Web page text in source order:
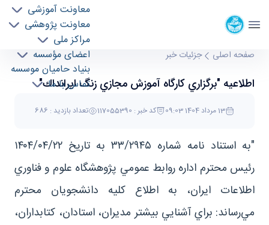
معاونت آموزشی
معاونت پژوهشی
مراکز ملی
اعضای مؤسسه
بنیاد حامیان موسسه
تماس با ما
اطلاعيه "برگزاري كارگاه آموزش مجازي زنگ
ايرانداك" - موسسه ژئو فیزیک geophysics
صفحه اصلی جزئیات خبر
اطلاعيه "برگزاري كارگاه آموزش مجازي زنگ ايرانداك"
13 مرداد 1404 09:03 کد خبر : 117055390 تعداد بازدید : 686
"به استناد نامه شماره ۳۳/۲۹۴۵ به تاريخ ۱۴۰۴/۰۴/۲۲
رئيس محترم اداره روابط عمومي پژوهشگاه علوم و فناوري
اطلاعات ايران، به اطلاع كليه دانشجويان محترم
مي‌رساند: براي آشنايي بيشتر مديران، استادان، كتابداران،